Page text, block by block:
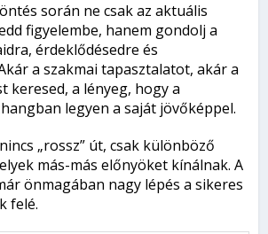
során ne csak az aktuális
figyelembe, hanem gondolj a
érdeklődésedre és
a szakmai tapasztalatot, akár a
keresed, a lényeg, hogy a
legyen a saját jövőképpel.
„rossz” út, csak különböző
más-más előnyöket kínálnak. A
önmagában nagy lépés a sikeres
felé.